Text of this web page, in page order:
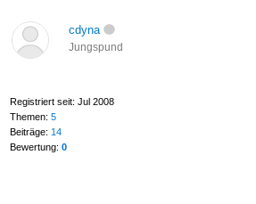
cdyna
Jungspund
Registriert seit: Jul 2008
Themen: 5
Beiträge: 14
Bewertung: 0